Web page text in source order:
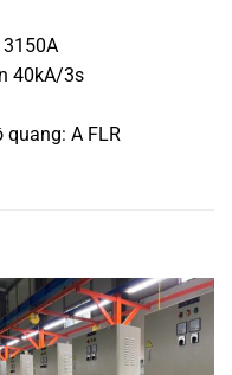
40kA/3s
A FLR